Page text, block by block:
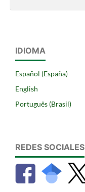
IDIOMA
Español (España)
English
Português (Brasil)
REDES SOCIALES